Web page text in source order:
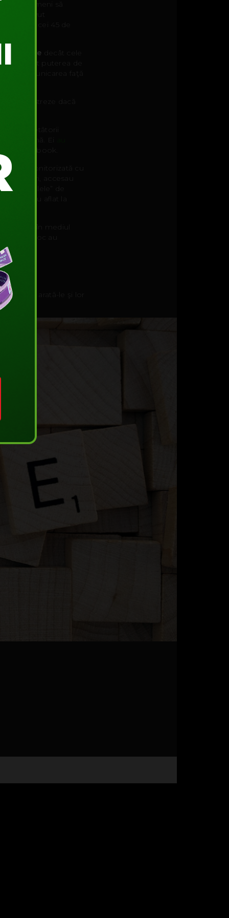
a avut
Toţi cei 45 de
eficiente decât cele
puterea de
în comunicarea faţă
demonstreze dacă
Cercetătorii
pe Facebook.
fost monitorizată cu
like-uri, accesau
că „reţelele” de
– s-au aflat la
nu doar în mediul
arată-le şi lor